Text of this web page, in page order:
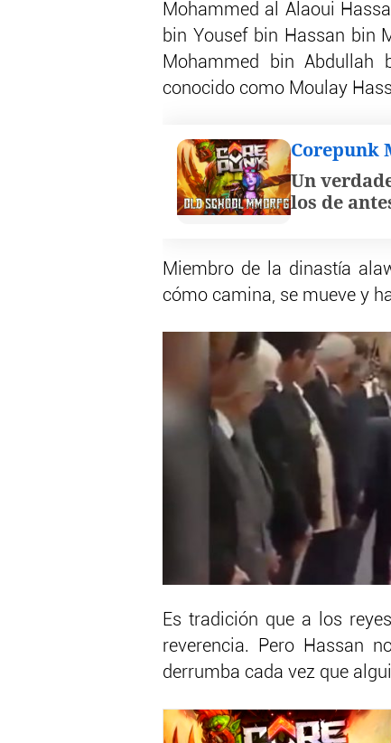
Mohammed al Alaoui
bin Yousef bin Hassan bin
Mohammed bin
conocido como Moulay
Corepunk
Un
los de
Miembro de la dinastía
cómo camina, se mueve y
Es tradición que a los
reverencia. Pero Hassan
derrumba cada vez que